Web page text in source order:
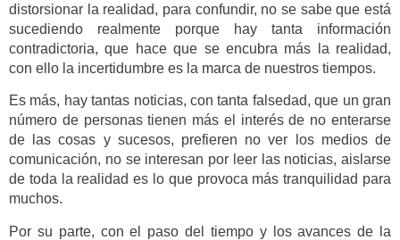
distorsionar la realidad, para confundir, no se sabe que está
sucediendo realmente porque hay tanta información
contradictoria, que hace que se encubra más la realidad,
con ello la incertidumbre es la marca de nuestros tiempos.
Es más, hay tantas noticias, con tanta falsedad, que un gran
número de personas tienen más el interés de no enterarse
de las cosas y sucesos, prefieren no ver los medios de
comunicación, no se interesan por leer las noticias, aislarse
de toda la realidad es lo que provoca más tranquilidad para
muchos.
Por su parte, con el paso del tiempo y los avances de la